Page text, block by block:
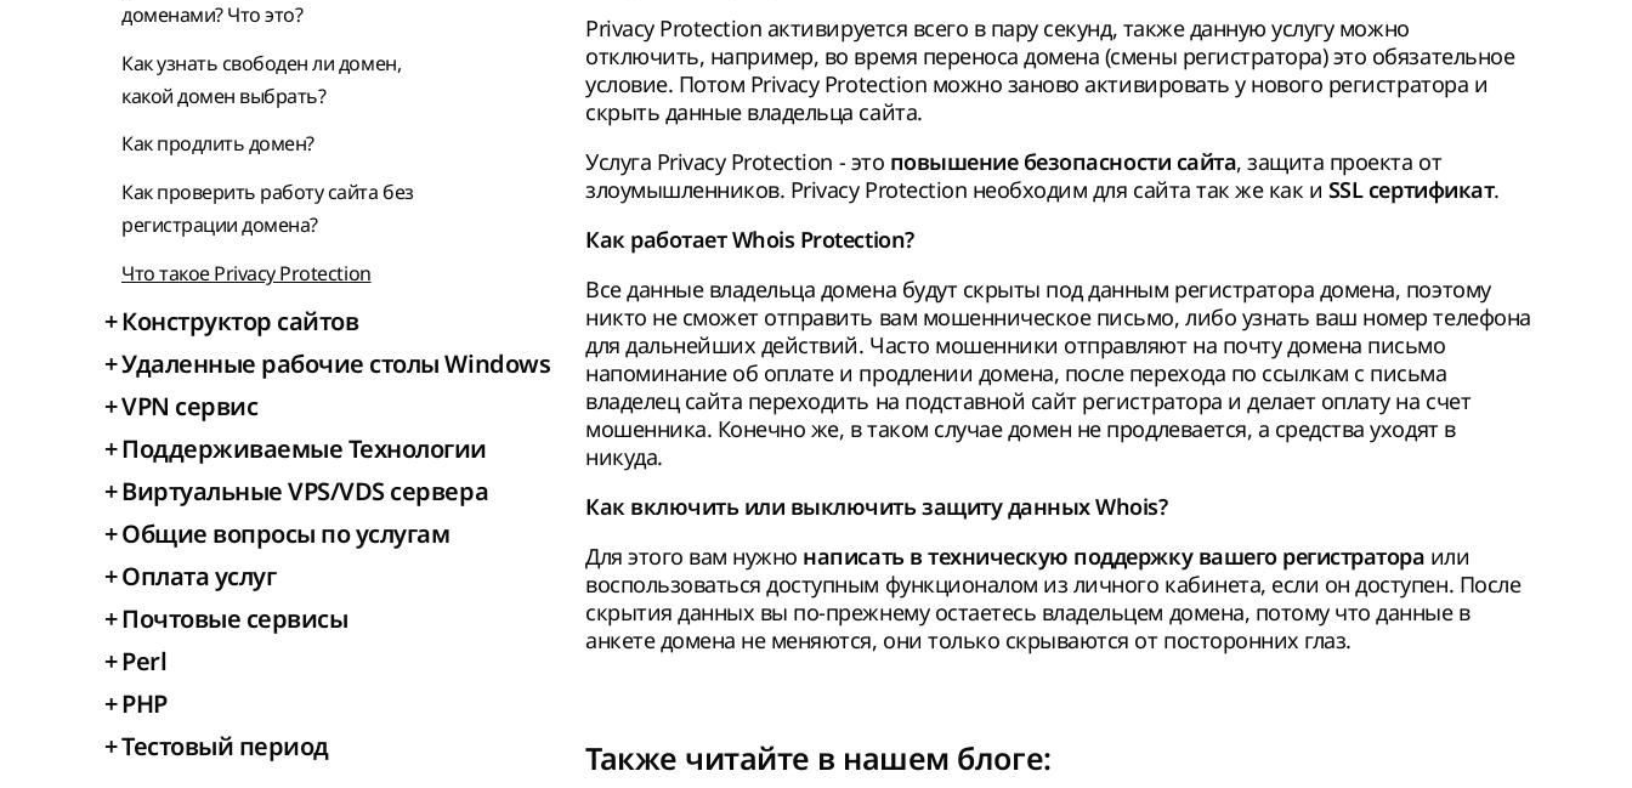
доменами? Что это?
Как узнать свободен ли домен,
какой домен выбрать?
Как продлить домен?
Как проверить работу сайта без
регистрации домена?
Что такое Privacy Protection
+Конструктор сайтов
+Удаленные рабочие столы Windows
+VPN сервис
+Поддерживаемые Технологии
+Виртуальные VPS/VDS сервера
+Общие вопросы по услугам
+Оплата услуг
+Почтовые сервисы
+Perl
+PHP
+Тестовый период
Privacy Protection активируется всего в пару секунд, также данную услугу можно
отключить, например, во время переноса домена (смены регистратора) это обязательное
условие. Потом Privacy Protection можно заново активировать у нового регистратора и
скрыть данные владельца сайта.
Услуга Privacy Protection - это повышение безопасности сайта, защита проекта от
злоумышленников. Privacy Protection необходим для сайта так же как и SSL сертификат.
Как работает Whois Protection?
Все данные владельца домена будут скрыты под данным регистратора домена, поэтому
никто не сможет отправить вам мошенническое письмо, либо узнать ваш номер телефона
для дальнейших действий. Часто мошенники отправляют на почту домена письмо
напоминание об оплате и продлении домена, после перехода по ссылкам с письма
владелец сайта переходить на подставной сайт регистратора и делает оплату на счет
мошенника. Конечно же, в таком случае домен не продлевается, а средства уходят в
никуда.
Как включить или выключить защиту данных Whois?
Для этого вам нужно написать в техническую поддержку вашего регистратора или
воспользоваться доступным функционалом из личного кабинета, если он доступен. После
скрытия данных вы по-прежнему остаетесь владельцем домена, потому что данные в
анкете домена не меняются, они только скрываются от посторонних глаз.
Также читайте в нашем блоге: